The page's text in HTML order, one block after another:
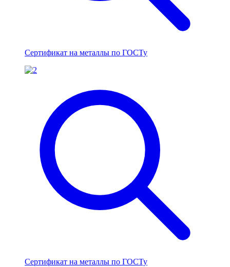
Сертификат на металлы по ГОСТу
Сертификат на металлы по ГОСТу